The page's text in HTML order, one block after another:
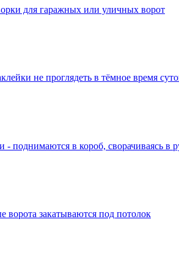
для гаражных или уличных ворот
не проглядеть в тёмное время
поднимаются в короб, сворачиваясь в
ворота закатываются под потолок